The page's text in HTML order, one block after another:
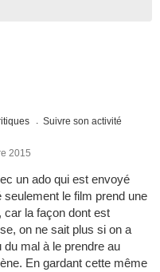
Suivre son activité
2015
un ado qui est envoyé
le film prend une
car la façon dont est
on ne sait plus si on a
mal à le prendre au
En gardant cette même